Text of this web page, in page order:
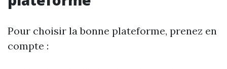
Pour choisir la bonne plateforme, prenez en
compte :